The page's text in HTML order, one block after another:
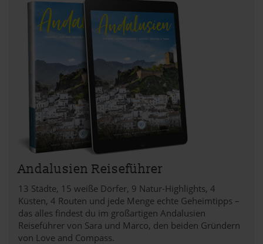
verwendeten Verfahren und Begrifflichkeiten (z.B.
»Cookies«, »Marketing« und »Statistik«) erhältst du in
der Datenschutzerklärung.
Datenschutzerklärung Impressum
Andalusien Reiseführer
13 Städte, 15 weiße Dörfer, 9 Natur-Highlights, 4
Küsten, 4 Routen und jede Menge echte Geheimtipps –
das alles findest du im großartigen Andalusien
Reiseführer von Sara und Marco, den beiden Gründern
von Love and Compass.